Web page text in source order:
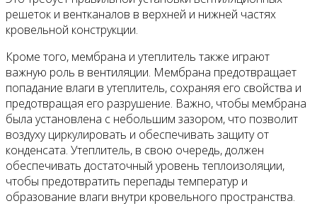
решеток и вентканалов в верхней и нижней частях
кровельной конструкции.
Кроме того, мембрана и утеплитель также играют
важную роль в вентиляции. Мембрана предотвращает
попадание влаги в утеплитель, сохраняя его свойства и
предотвращая его разрушение. Важно, чтобы мембрана
была установлена с небольшим зазором, что позволит
воздуху циркулировать и обеспечивать защиту от
конденсата. Утеплитель, в свою очередь, должен
обеспечивать достаточный уровень теплоизоляции,
чтобы предотвратить перепады температур и
образование влаги внутри кровельного пространства.